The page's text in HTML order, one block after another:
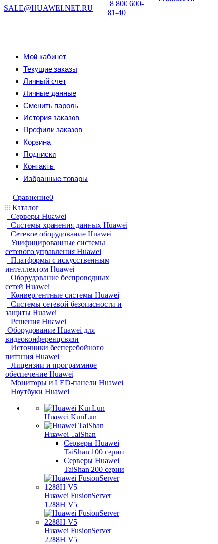
SALE@HUAWEI.NET.RU
8 800 600-
81-40
Мой кабинет
Текущие заказы
Личный счет
Личные данные
Сменить пароль
История заказов
Профили заказов
Корзина
Подписки
Контакты
Избранные товары
Сравнение0
Каталог
Серверы Huawei
Системы хранения данных Huawei
Сетевое оборудование Huawei
Унифицированные системы
сетевого управления Huawei
Платформы с искусственным
интеллектом Huawei
Оборудование беспроводных
сетей Huawei
Конвергентные системы Huawei
Системы сетевой безопасности и
защиты Huawei
Решения Huawei
Оборудование Huawei для
видеоконференцсвязи
Источники бесперебойного
питания Huawei
Лицензии и программное
обеспечение Huawei
Мониторы и LED-панели Huawei
Ноутбуки Huawei
Huawei KunLun
Huawei TaiShan
Серверы Huawei
TaiShan 100 серии
Серверы Huawei
TaiShan 200 серии
Huawei FusionServer
1288H V5
Huawei FusionServer
2288H V5